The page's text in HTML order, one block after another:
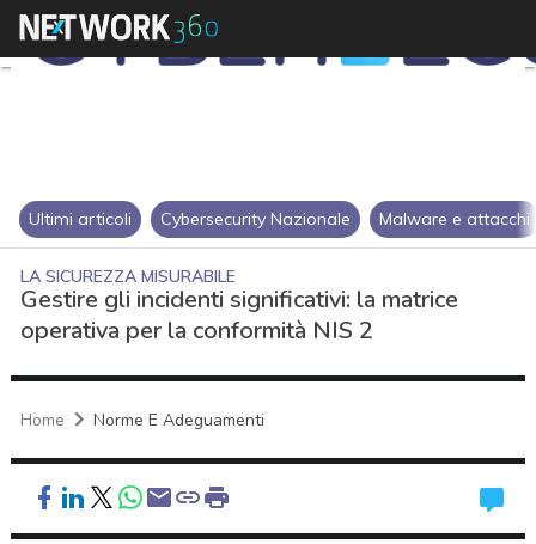
Ultimi articoli Cybersecurity Nazionale Malware e attacchi
LA SICUREZZA MISURABILE
Gestire gli incidenti significativi: la matrice
operativa per la conformità NIS 2
Home Norme E Adeguamenti